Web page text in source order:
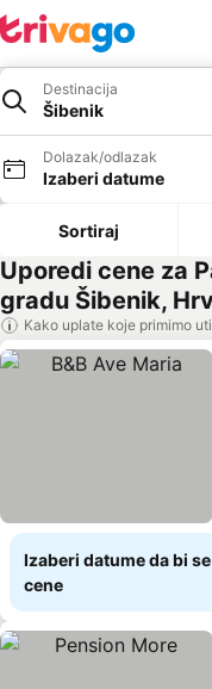
Destinacija
Šibenik
Dolazak/odlazak
Izaberi datume
Sortiraj
Uporedi cene za
gradu Šibenik,
Kako uplate koje primimo
Izaberi datume da bi
cene